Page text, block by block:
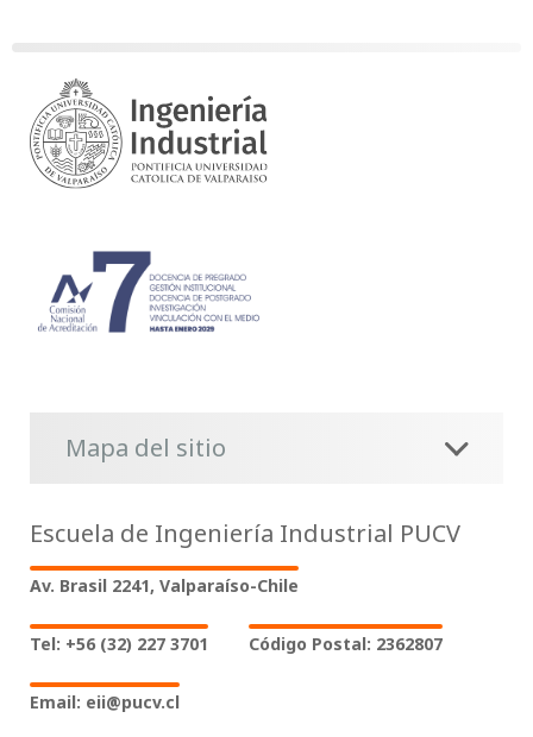
Mapa del sitio
Escuela de Ingeniería Industrial PUCV
Av. Brasil 2241, Valparaíso-Chile
Tel: +56 (32) 227 3701 Código Postal: 2362807
Email: eii@pucv.cl